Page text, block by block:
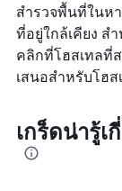
สำรวจพื้นที่ในห
ที่อยู่ใกล้เคียง ส
คลิกที่โฮสเทลที่
เสนอสำหรับโฮ
เกร็ดน่ารู้